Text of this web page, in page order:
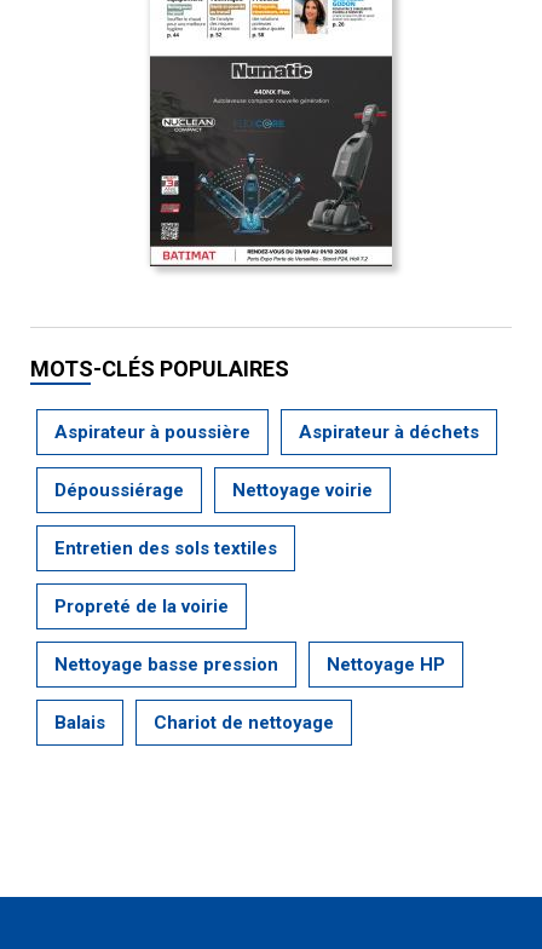
MOTS-CLÉS POPULAIRES
Aspirateur à poussière Aspirateur à déchets
Dépoussiérage Nettoyage voirie
Entretien des sols textiles
Propreté de la voirie
Nettoyage basse pression Nettoyage HP
Balais Chariot de nettoyage